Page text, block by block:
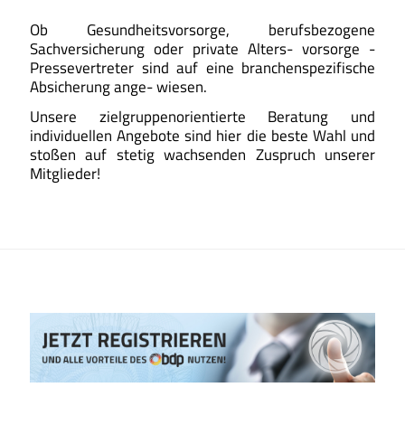
Ob Gesundheitsvorsorge, berufsbezogene
Sachversicherung oder private Alters- vorsorge -
Pressevertreter sind auf eine branchenspezifische
Absicherung ange- wiesen.
Unsere zielgruppenorientierte Beratung und
individuellen Angebote sind hier die beste Wahl und
stoßen auf stetig wachsenden Zuspruch unserer
Mitglieder!